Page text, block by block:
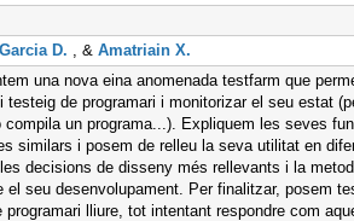
Garcia D. , & Amatriain X.
una nova eina anomenada testfarm que
de programari i monitorizar el seu estat
un programa...). Expliquem les seves
similars i posem de relleu la seva utilitat en
decisions de disseny més rellevants i la
el seu desenvolupament. Per finalitzar, posem
programari lliure, tot intentant respondre com